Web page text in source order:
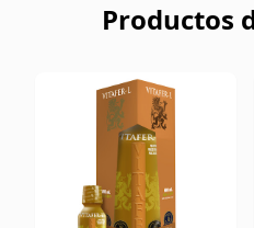
Productos